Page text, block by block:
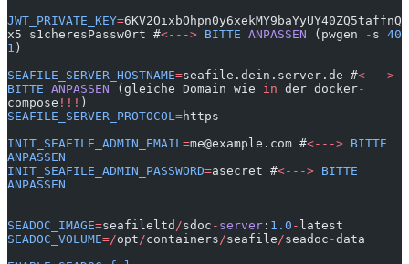
JWT_PRIVATE_KEY=6KV2OixbOhpn0y6xekMY9baYyUY40ZQ5taffnQ
x5 s1cheresPassw0rt #<---> BITTE ANPASSEN (pwgen - s 40
1 )
SEAFILE_SERVER_HOSTNAME=seafile.dein.server.de #<--->
BITTE ANPASSEN (gleiche Domain wie in der docker-
compose !!! )
SEAFILE_SERVER_PROTOCOL =https
INIT_SEAFILE_ADMIN_EMAIL =me@example.com #<---> BITTE
ANPASSEN
INIT_SEAFILE_ADMIN_PASSWORD=asecret #<---> BITTE
ANPASSEN
SEADOC_IMAGE=seafileltd /sdoc - server : 1.0 - latest
SEADOC_VOLUME=/opt /containers /seafile /seadoc -data